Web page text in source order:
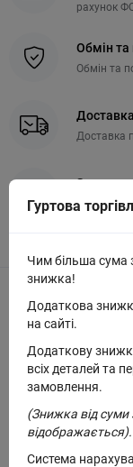
рахунок
Обмін та
Обмін та
Доставка
Доставка
Опис Кошик
Висота 25 см
Матеріал дерево
Гуртова
Чим більша сума
знижка!
Додаткова
на сайті.
Додаткову
всіх деталей та
замовлення.
(Знижка від суми
відображається).
Система